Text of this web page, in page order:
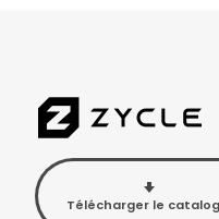
Télécharger le